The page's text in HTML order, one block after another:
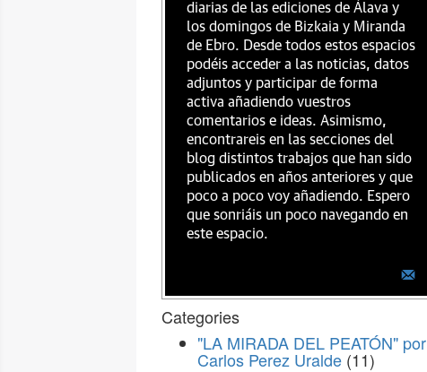
diarias de las ediciones de Álava y
los domingos de Bizkaia y Miranda
de Ebro. Desde todos estos espacios
podéis acceder a las noticias, datos
adjuntos y participar de forma
activa añadiendo vuestros
comentarios e ideas. Asimismo,
encontrareis en las secciones del
blog distintos trabajos que han sido
publicados en años anteriores y que
poco a poco voy añadiendo. Espero
que sonriáis un poco navegando en
este espacio.
Categories
"LA MIRADA DEL PEATÓN" por
Carlos Perez Uralde (11)